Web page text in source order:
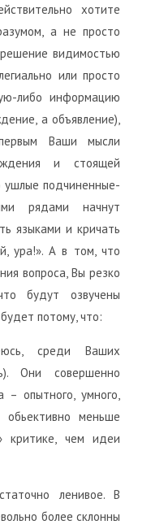
хотите
а не просто
видимостью
или просто
либо информацию
а объявление),
Ваши мысли
и стоящей
подчиненные-
рядами начнут
языками и кричать
ура!». А в том, что
вопроса, Вы резко
будут озвучены
потому, что:
среди Ваших
Они совершенно
опытного, умного,
меньше
критике, чем идеи
ленивое. В
более склонны